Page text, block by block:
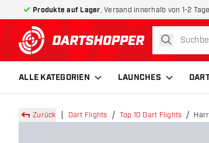
Produkte auf Lager , Versand innerhalb von 1-2
zurück zur Startseite
suchen
ALLE KATEGORIEN LAUNCHES
Zurück Dart Flights Top 10 Dart Flights